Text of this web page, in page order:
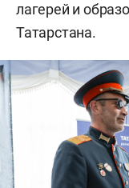
лагерей и
Татарстана.